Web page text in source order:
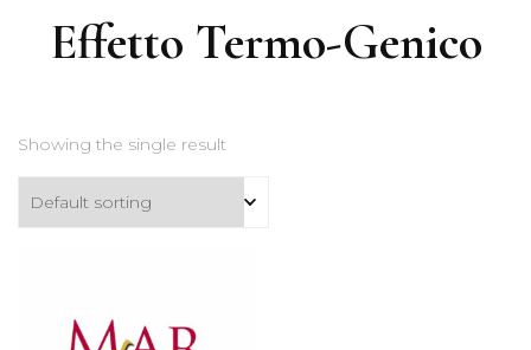
Effetto Termo-Genico
Showing the single result